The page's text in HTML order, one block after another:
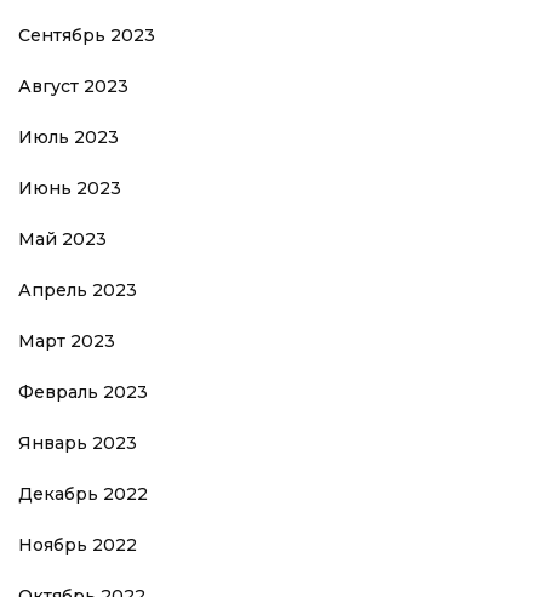
Сентябрь 2023
Август 2023
Июль 2023
Июнь 2023
Май 2023
Апрель 2023
Март 2023
Февраль 2023
Январь 2023
Декабрь 2022
Ноябрь 2022